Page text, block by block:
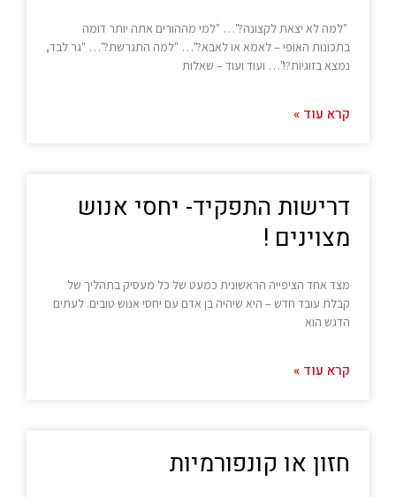
"למה לא יצאת לקצונה?"… "למי מההורים אתה יותר דומה
בתכונות האופי – לאמא או לאבא?"… "למה התגרשת?"… "גר לבד,
נמצא בזוגיות?!"… ועוד ועוד – שאלות
קרא עוד »
דרישות התפקיד- יחסי אנוש
מצוינים !
מצד אחד הציפייה הראשונית כמעט של כל מעסיק בתהליך של
קבלת עובד חדש – היא שיהיה בן אדם עם יחסי אנוש טובים. לעתים
הדגש הוא
קרא עוד »
חזון או קונפורמיות